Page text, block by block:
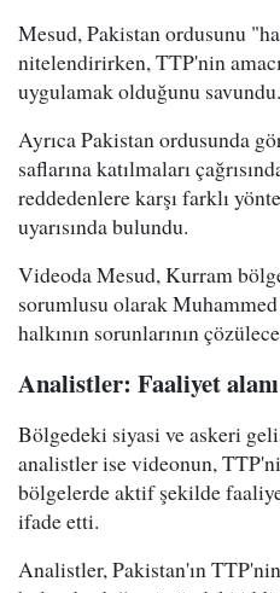
Mesud, Pakistan ordusunu
nitelendirirken, TTP'nin
uygulamak olduğunu savundu.
Ayrıca Pakistan ordusunda
saflarına katılmaları
reddedenlere karşı farklı
uyarısında bulundu.
Videoda Mesud, Kurram
sorumlusu olarak
halkının sorunlarının
Analistler: Faaliyet
Bölgedeki siyasi ve askeri
analistler ise videonun,
bölgelerde aktif şekilde
ifade etti.
Analistler, Pakistan'ın